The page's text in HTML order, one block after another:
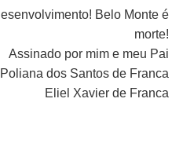
Belo Monte é
morte!
Assinado por mim e meu Pai
Poliana dos Santos de Franca
Eliel Xavier de Franca